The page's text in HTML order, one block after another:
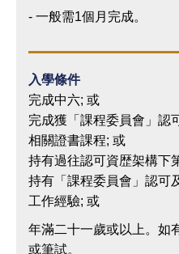
- 一般需1個月完成。
入學條件
完成中六; 或
完成獲「課程委員會」認
相關證書課程; 或
持有過往認可資歴架構下
持有「課程委員會」認可
工作經驗; 或
年滿二十一歲或以上。如
或筆試。